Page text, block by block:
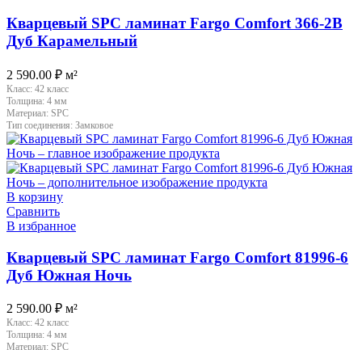
Кварцевый SPC ламинат Fargo Comfort 366-2B
Дуб Карамельный
2 590.00 ₽ м²
Класс: 42 класс
Толщина: 4 мм
Материал: SPC
Тип соединения: Замковое
В корзину
Сравнить
В избранное
Кварцевый SPC ламинат Fargo Comfort 81996-6
Дуб Южная Ночь
2 590.00 ₽ м²
Класс: 42 класс
Толщина: 4 мм
Материал: SPC